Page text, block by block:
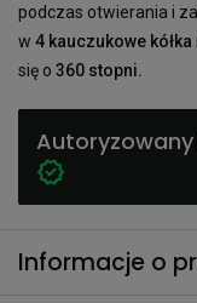
podczas otwierania i
w 4 kauczukowe kółka
się o 360 stopni.
Informacje o